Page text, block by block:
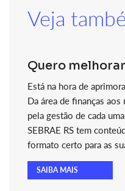
Veja
Quero
Está na hora de
Da área de finanças
pela gestão de cada
SEBRAE RS tem
formato certo para as
SAIBA MAIS